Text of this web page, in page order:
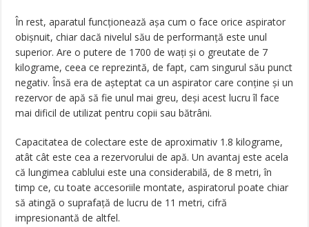
În rest, aparatul funcţionează aşa cum o face orice aspirator
obişnuit, chiar dacă nivelul său de performanţă este unul
superior. Are o putere de 1700 de waţi şi o greutate de 7
kilograme, ceea ce reprezintă, de fapt, cam singurul său punct
negativ. Însă era de aşteptat ca un aspirator care conţine şi un
rezervor de apă să fie unul mai greu, deşi acest lucru îl face
mai dificil de utilizat pentru copii sau bătrâni.
Capacitatea de colectare este de aproximativ 1.8 kilograme,
atât cât este cea a rezervorului de apă. Un avantaj este acela
că lungimea cablului este una considerabilă, de 8 metri, în
timp ce, cu toate accesoriile montate, aspiratorul poate chiar
să atingă o suprafaţă de lucru de 11 metri, cifră
impresionantă de altfel.